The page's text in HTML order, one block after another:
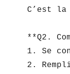
C’est
**Q2.
1. Se
2.